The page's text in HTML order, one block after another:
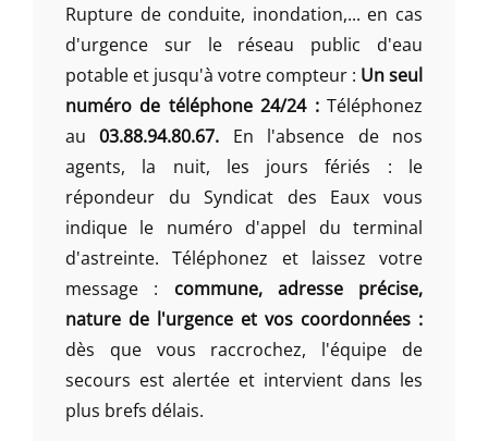
Rupture de conduite, inondation,... en cas
d'urgence sur le réseau public d'eau
potable et jusqu'à votre compteur : Un seul
numéro de téléphone 24/24 :Téléphonez
au03.88.94.80.67. En l'absence de nos
agents, la nuit, les jours fériés : le
répondeur du Syndicat des Eaux vous
indique le numéro d'appel du terminal
d'astreinte. Téléphonez et laissez votre
message : commune, adresse précise,
nature de l'urgence et vos coordonnées :
dès que vous raccrochez, l'équipe de
secours est alertée et intervient dans les
plus brefs délais.